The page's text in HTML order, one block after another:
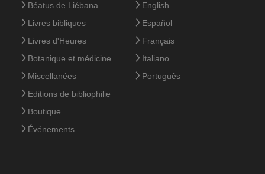
Béatus de Liébana
Livres bibliques
Livres d'Heures
Botanique et médicine
Miscellanées
Editions de bibliophilie
Boutique
Événements
English
Español
Français
Italiano
Português